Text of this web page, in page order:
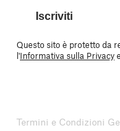
Iscriviti
Questo sito è protetto da
l'Informativa sulla Privacy
Termini e Condizioni